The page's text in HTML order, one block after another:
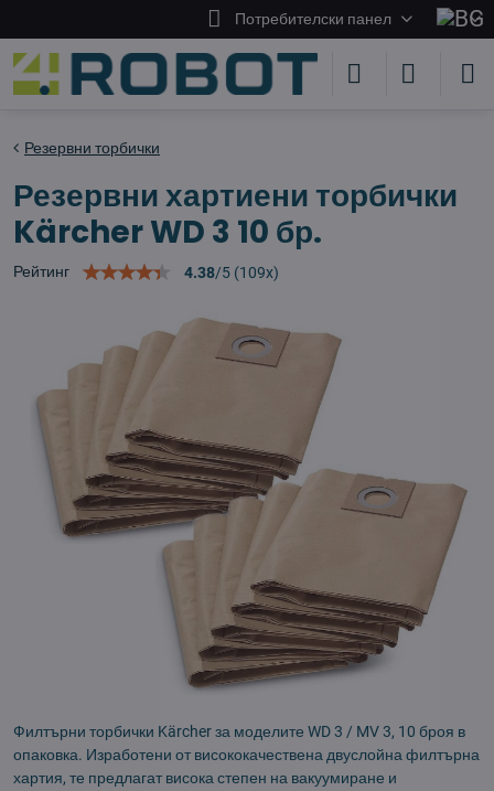
Потребителски панел
Резервни торбички
Резервни хартиени торбички
Kärcher WD 3 10 бр.
Рейтинг 4.38/5 (109x)
Филтърни торбички Kärcher за моделите WD 3 / MV 3, 10 броя в
опаковка. Изработени от висококачествена двуслойна филтърна
хартия, те предлагат висока степен на вакуумиране и